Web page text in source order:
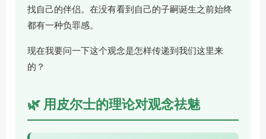
找自己的伴侣。在没有看到自己的子嗣诞生之前始终
都有一种负罪感。
现在我要问一下这个观念是怎样传递到我们这里来
的？
🌿 用皮尔士的理论对观念祛魅